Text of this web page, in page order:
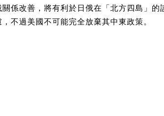
係改善，將有利於日俄在「北方四島」的
不過美國不可能完全放棄其中東政策。